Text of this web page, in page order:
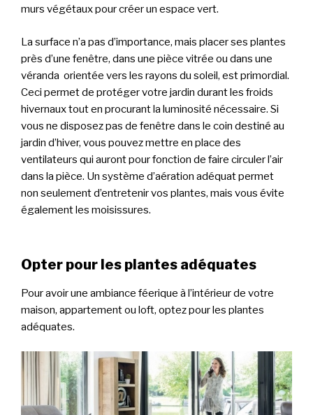
murs végétaux pour créer un espace vert.
La surface n’a pas d’importance, mais placer ses plantes
près d’une fenêtre, dans une pièce vitrée ou dans une
véranda orientée vers les rayons du soleil, est primordial.
Ceci permet de protéger votre jardin durant les froids
hivernaux tout en procurant la luminosité nécessaire. Si
vous ne disposez pas de fenêtre dans le coin destiné au
jardin d’hiver, vous pouvez mettre en place des
ventilateurs qui auront pour fonction de faire circuler l’air
dans la pièce. Un système d’aération adéquat permet
non seulement d’entretenir vos plantes, mais vous évite
également les moisissures.
Opter pour les plantes adéquates
Pour avoir une ambiance féerique à l’intérieur de votre
maison, appartement ou loft, optez pour les plantes
adéquates.